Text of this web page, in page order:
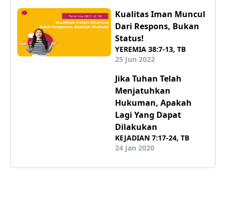
Kualitas Iman Muncul
Dari Respons, Bukan
Status!
YEREMIA 38:7-13, TB
25 Jun 2022
Jika Tuhan Telah
Menjatuhkan
Hukuman, Apakah
Lagi Yang Dapat
Dilakukan
KEJADIAN 7:17-24, TB
24 Jan 2020